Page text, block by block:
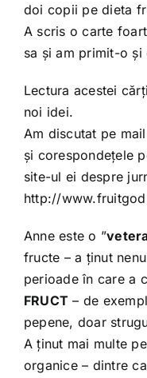
doi copii pe dieta
A scris o carte
sa și am primit-o și
Lectura acestei
noi idei.
Am discutat pe
și corespondețele
site-ul ei despre
http://
Anne este o ”
fructe – a ținut
perioade în care a
FRUCT – de
pepene, doar
A ținut mai multe
organice – dintre